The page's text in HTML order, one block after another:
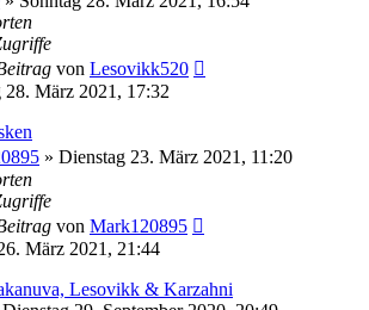
von Lesovikk520
28. März 2021, 17:32
» Dienstag 23. März 2021, 11:20
von Mark120895
März 2021, 21:44
Lesovikk & Karzahni